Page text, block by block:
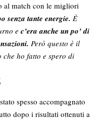
al match con le migliori
senza tante energie. È
e c’era anche un po’ di
Però questo è il
che ho fatto e spero di
spesso accompagnato
dopo i risultati ottenuti a